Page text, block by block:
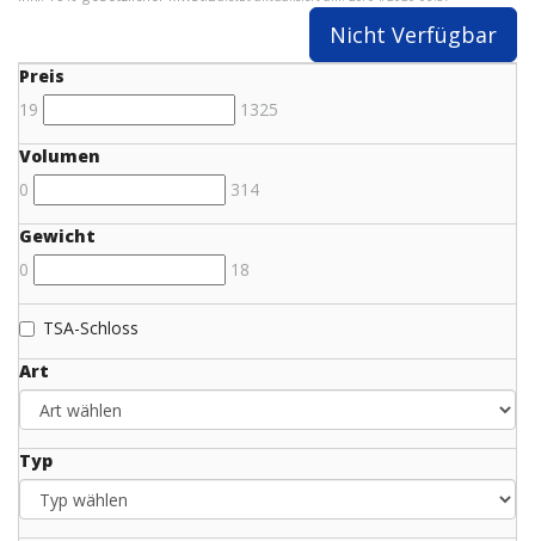
Nicht Verfügbar
Preis
19
1325
Volumen
0
314
Gewicht
0
18
TSA-Schloss
Art
Typ